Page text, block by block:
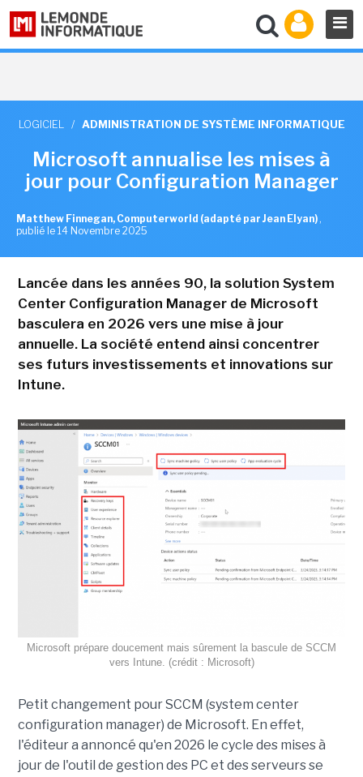
LOGICIEL / ADMINISTRATION DE SYSTÈME INFORMATIQUE
Microsoft annualise les mises à
jour pour Configuration Manager
Matthew Finnegan, Computerworld (adapté par Jean Elyan) ,
publié le 14 Novembre 2025
Lancée dans les années 90, la solution System
Center Configuration Manager de Microsoft
basculera en 2026 vers une mise à jour
annuelle. La société entend ainsi concentrer
ses futurs investissements et innovations sur
Intune.
Microsoft prépare doucement mais sûrement la bascule de SCCM
vers Intune. (crédit : Microsoft)
Petit changement pour SCCM (system center
configuration manager) de Microsoft. En effet,
l'éditeur a annoncé qu'en 2026 le cycle des mises à
jour de l'outil de gestion des PC et des serveurs se